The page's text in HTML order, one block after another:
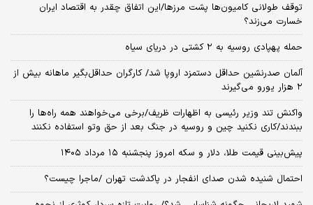
توقف طولانی کامیون‌ها پشت مرزها/این اتفاق چقدر به اقتصاد ایران
خسارت می‌زند؟
حمله پهپادی روسیه به ۲ کشتی در دریای سیاه
آلمان صدرنشین حداقل دستمزد اروپا شد/ کارگران حداقل‌بگیر ماهانه بیش از
۲ هزار یورو می‌گیرند
واکنش تند وزیر رئیسی به اظهارات ظریف/برخی می‌خواهند همه راه‌ها را
ببندند/کاری نکنید چین و روسیه در جنگ بعد از حق وتو استفاده نکنند
پیش‌بینی قیمت طلا، دلار و سکه امروز پنجشنبه ۱۵ مرداد ۱۴۰۵
احتمال شنیده شدن صدای انفجار در پاکدشت تهران /ماجرا چیست؟